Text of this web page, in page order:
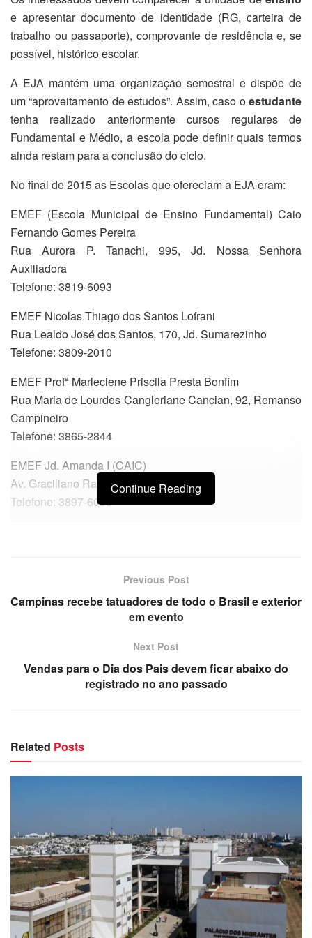
e apresentar documento de identidade (RG, carteira de
trabalho ou passaporte), comprovante de residência e, se
possível, histórico escolar.
A EJA mantém uma organização semestral e dispõe de
um “aproveitamento de estudos”. Assim, caso oestudante
tenha realizado anteriormente cursos regulares de
Fundamental e Médio, a escola pode definir quais termos
ainda restam para a conclusão do ciclo.
No final de 2015 as Escolas que ofereciam a EJA eram:
EMEF (Escola Municipal de Ensino Fundamental) Caio
Fernando Gomes Pereira
Rua Aurora P. Tanachi, 995, Jd. Nossa Senhora
Auxiliadora
Telefone: 3819-6093
EMEF Nicolas Thiago dos Santos Lofrani
Rua Lealdo José dos Santos, 170, Jd. Sumarezinho
Telefone: 3809-2010
EMEF Profª Marleciene Priscila Presta Bonfim
Rua Maria de Lourdes Cangleriane Cancian, 92, Remanso
Campineiro
Telefone: 3865-2844
EMEF Jd. Amanda I (CAIC)
Av. Graciliano Ramos, 698, Jd. Amanda
Telefone: 3897-6055
Continue Reading
Previous Post
Campinas recebe tatuadores de todo o Brasil e exterior
em evento
Next Post
Vendas para o Dia dos Pais devem ficar abaixo do
registrado no ano passado
Related Posts